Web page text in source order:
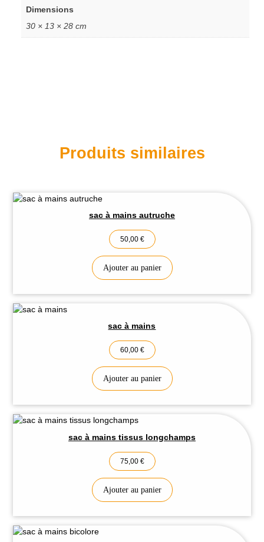
Dimensions
30 × 13 × 28 cm
Produits similaires
sac à mains autruche
50,00 €
Ajouter au panier
sac à mains
60,00 €
Ajouter au panier
sac à mains tissus longchamps
75,00 €
Ajouter au panier